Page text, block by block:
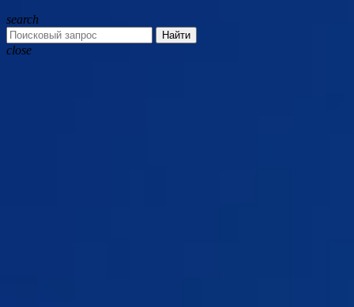
search
Найти
close